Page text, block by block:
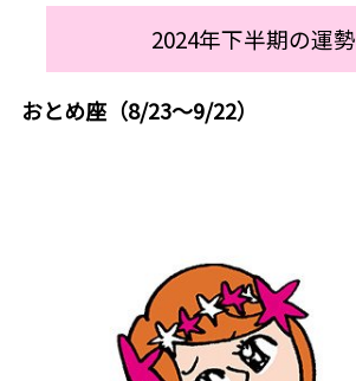
2024年下半期の運勢
おとめ座（8/23～9/22）